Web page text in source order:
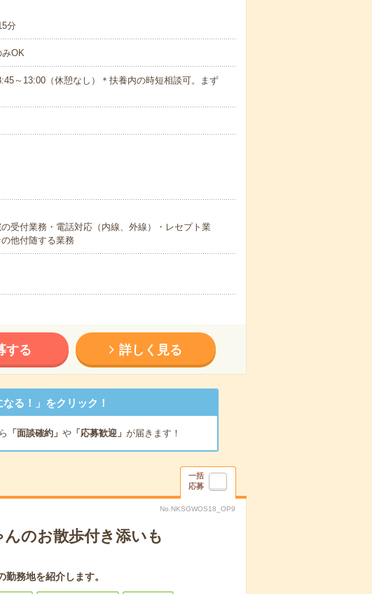
分
みOK
～13:00（休憩なし）＊扶養内の時短相談可。まず
受付業務・電話対応（内線、外線）・レセプト業
他付随する業務
する 詳しく見る
る！」をクリック！
「面談確約」 や「応募歓迎」 が届きます！
一括
応募
No.NKSGWOS18_OP9
んのお散歩付き添いも
務地を紹介します。